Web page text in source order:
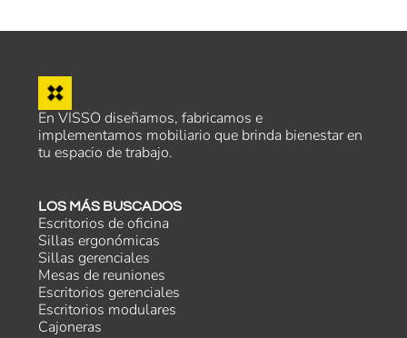
En VISSO diseñamos, fabricamos e
implementamos mobiliario que brinda bienestar en
tu espacio de trabajo.
LOS MÁS BUSCADOS
Escritorios de oficina
Sillas ergonómicas
Sillas gerenciales
Mesas de reuniones
Escritorios gerenciales
Escritorios modulares
Cajoneras